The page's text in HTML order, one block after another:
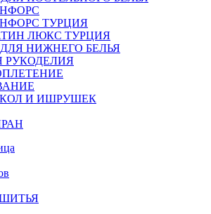
ТУРЦИЯ
ЛЮКС ТУРЦИЯ
НИЖНЕГО БЕЛЬЯ
РУКОДЕЛИЯ
И ИШРУШЕК